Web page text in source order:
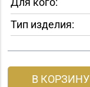
Тип изделия:
В КОРЗИНУ